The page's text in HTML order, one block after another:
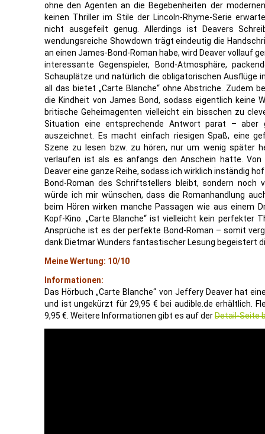
ohne den Agenten an die Begebenheiten der
keinen Thriller im Stile der Lincoln-Rhyme-Serie
nicht ausgefeilt genug. Allerdings ist Deavers
wendungsreiche Showdown trägt eindeutig die
an einen James-Bond-Roman habe, wird Deaver vollauf
interessante Gegenspieler, Bond-Atmosphäre,
Schauplätze und natürlich die obligatorischen Ausflüge
all das bietet „Carte Blanche“ ohne Abstriche. Zudem
die Kindheit von James Bond, sodass eigentlich keine
britische Geheimagenten vielleicht ein bisschen zu
Situation eine entsprechende Antwort parat –
auszeichnet. Es macht einfach riesigen Spaß, eine
Szene zu lesen bzw. zu hören, nur um wenig später
verlaufen ist als es anfangs den Anschein hatte.
Deaver eine ganze Reihe, sodass ich wirklich inständig
Bond-Roman des Schriftstellers bleibt, sondern noch
würde ich mir wünschen, dass die Romanhandlung
beim Hören wirken manche Passagen wie aus einem
Kopf-Kino. „Carte Blanche“ ist vielleicht kein perfekter
Ansprüche ist es der perfekte Bond-Roman – somit
dank Dietmar Wunders fantastischer Lesung begeistert
Meine Wertung: 10/10
Informationen:
Das Hörbuch „Carte Blanche“ von Jeffery Deaver hat
und ist ungekürzt für 29,95 € bei audible.de erhältlich.
9,95 €. Weitere Informationen gibt es auf derDetail-Seite